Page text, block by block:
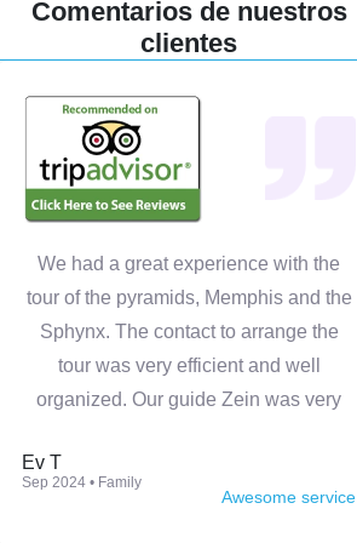
Comentarios de nuestros
clientes
We had a great experience with the
tour of the pyramids, Memphis and the
Sphynx. The contact to arrange the
tour was very efficient and well
organized. Our guide Zein was very
tour very interesting. Thank you so
Ev T
Sep 2024 • Family
Awesome service